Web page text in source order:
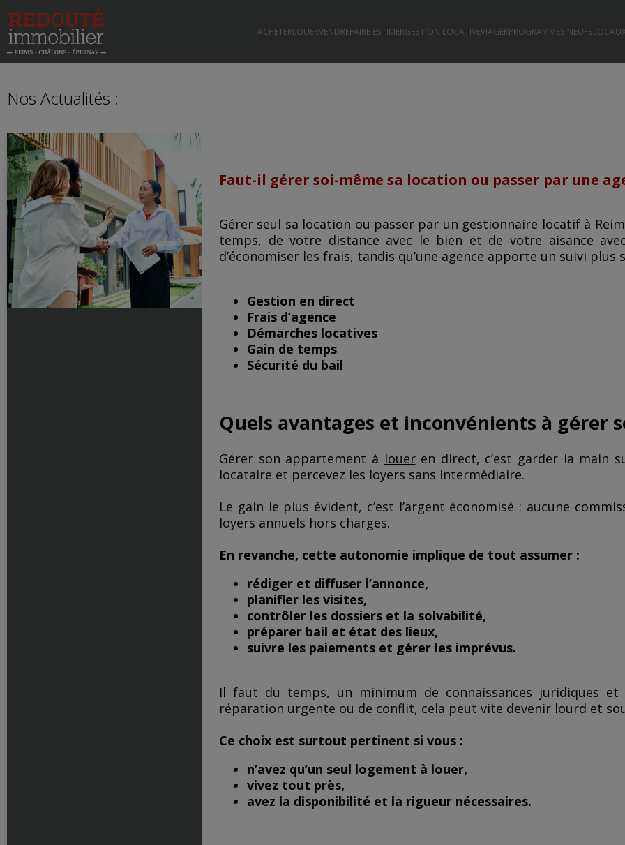
ACHETERLOUERVENDREFAIRE ESTIMERGESTION LOCATIVEVIAGERPROGRAMMES NEUFS
Nos Actualités :
Faut-il gérer soi-même sa location ou passer par une
Gérer seul sa location ou passer par un gestionnaire locatif à
temps, de votre distance avec le bien et de votre aisance
d’économiser les frais, tandis qu’une agence apporte un suivi
Gestion en direct
Frais d’agence
Démarches locatives
Gain de temps
Sécurité du bail
Quels avantages et inconvénients à gérer
Gérer son appartement à loueren direct, c’est garder la main
locataire et percevez les loyers sans intermédiaire.
Le gain le plus évident, c’est l’argent économisé : aucune
loyers annuels hors charges.
En revanche, cette autonomie implique de tout assumer :
rédiger et diffuser l’annonce,
planifier les visites,
contrôler les dossiers et la solvabilité,
préparer bail et état des lieux,
suivre les paiements et gérer les imprévus.
Il faut du temps, un minimum de connaissances juridiques et
réparation urgente ou de conflit, cela peut vite devenir lourd et
Ce choix est surtout pertinent si vous :
n’avez qu’un seul logement à louer,
vivez tout près,
avez la disponibilité et la rigueur nécessaires.